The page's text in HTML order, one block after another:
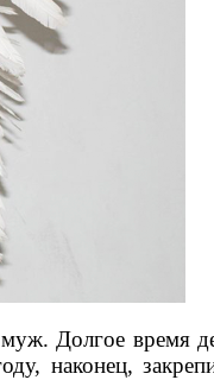
Долгое время
наконец,